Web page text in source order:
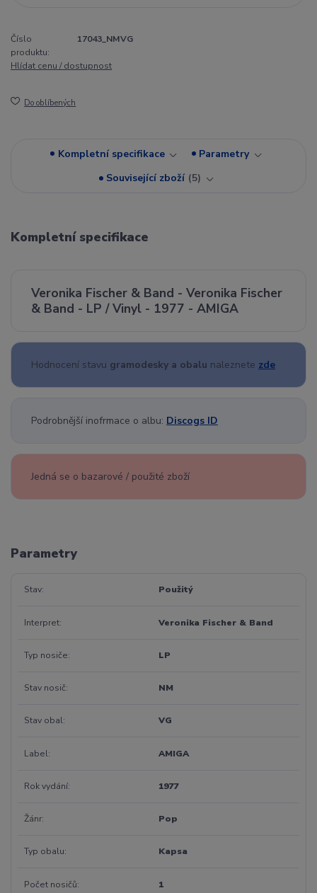
Číslo
produktu:
17043_NMVG
Hlídat cenu / dostupnost
Do oblíbených
Kompletní specifikace
Parametry
Související zboží 5
Kompletní specifikace
Veronika Fischer & Band - Veronika Fischer
& Band - LP / Vinyl - 1977 - AMIGA
Hodnocení stavu gramodesky a obalu naleznete zde
Podrobnější inofrmace o albu: Discogs ID
Jedná se o bazarové / použité zboží
Parametry
Stav Použitý
Interpret Veronika Fischer & Band
Typ nosiče LP
Stav nosič NM
Stav obal VG
Label AMIGA
Rok vydání 1977
Žánr Pop
Typ obalu Kapsa
Počet nosičů 1